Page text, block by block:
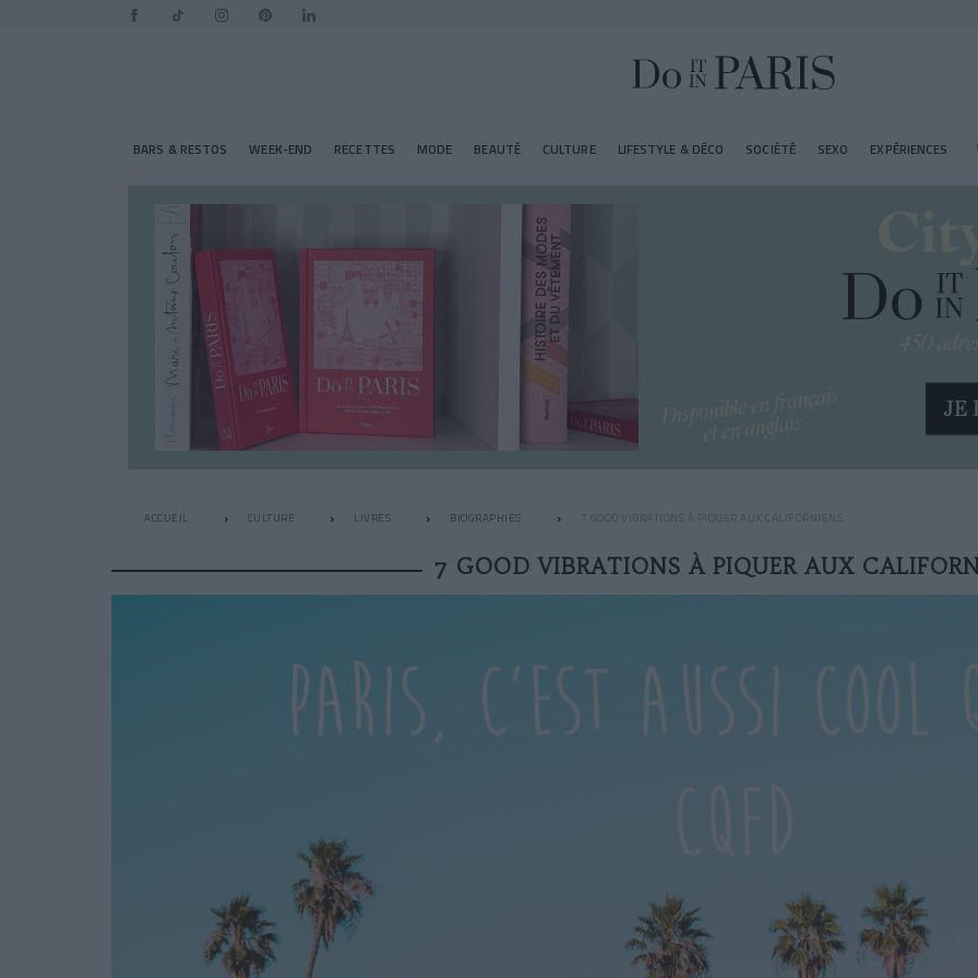
BARS & RESTOS WEEK-END RECETTES MODE BEAUTÉ CULTURE LIFESTYLE & DÉCO SOCIÉTÉ SEXO EXPÉRIENCES
ACCUEIL CULTURE LIVRES BIOGRAPHIES 7 GOOD VIBRATIONS À PIQUER AUX CALIFORNIENS
7 GOOD VIBRATIONS À PIQUER AUX